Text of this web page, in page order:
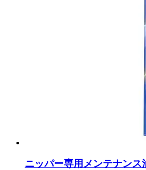
ニッパー専用メンテナン